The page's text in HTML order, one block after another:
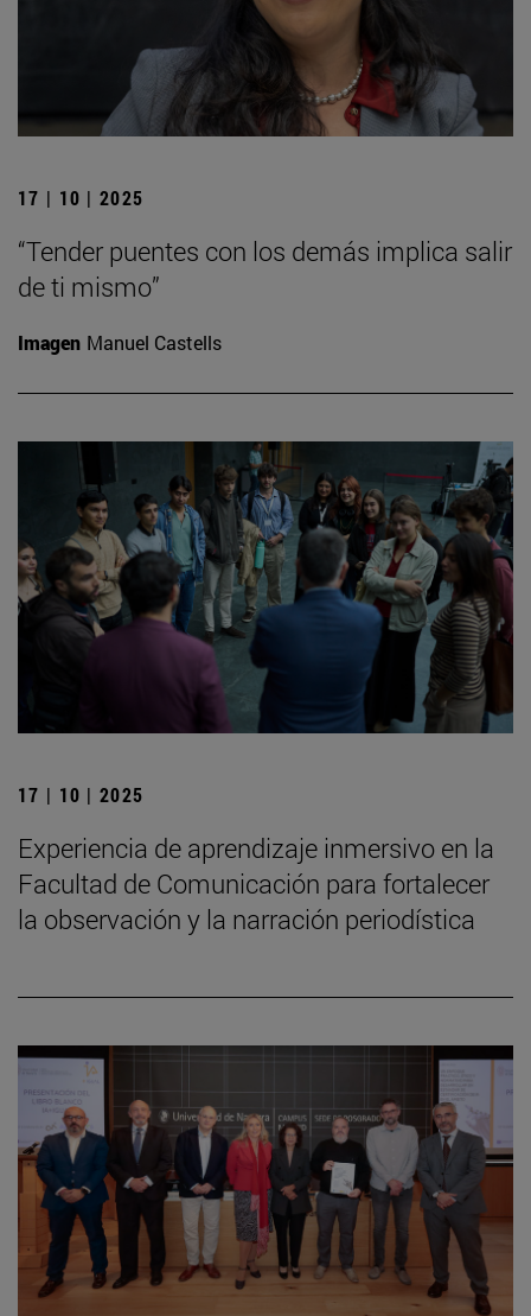
17 | 10 | 2025
“Tender puentes con los demás implica salir
de ti mismo”
Imagen Manuel Castells
17 | 10 | 2025
Experiencia de aprendizaje inmersivo en la
Facultad de Comunicación para fortalecer
la observación y la narración periodística